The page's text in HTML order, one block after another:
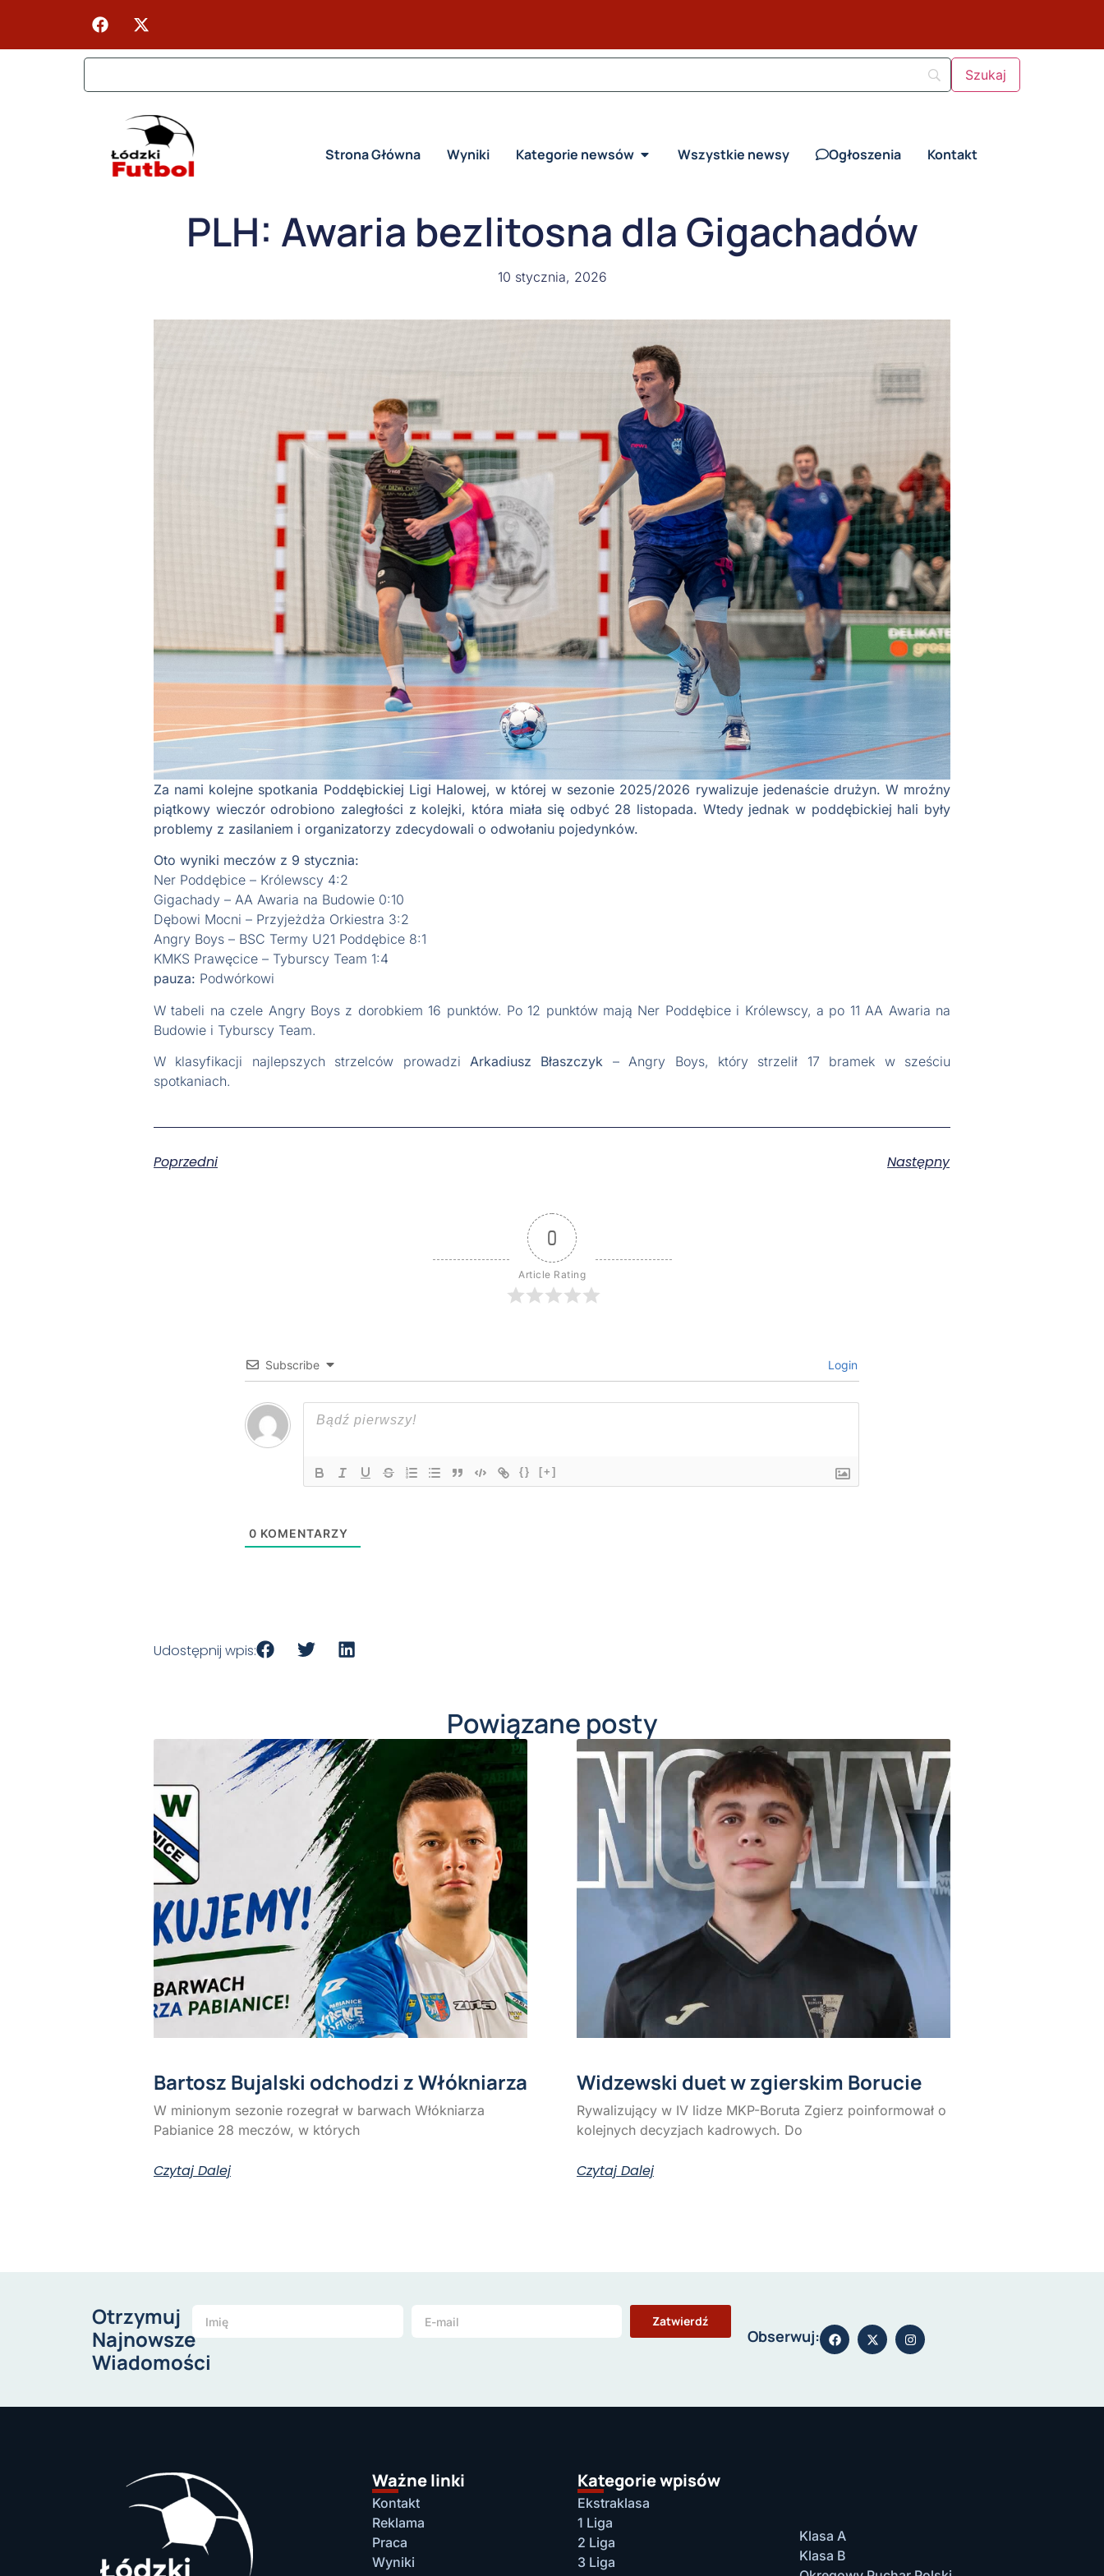
Strona Główna Wyniki Kategorie newsów Wszystkie newsy Ogłoszenia Kontakt
PLH: Awaria bezlitosna dla Gigachadów
10 stycznia, 2026
Za nami kolejne spotkania Poddębickiej Ligi Halowej, w której w sezonie 2025/2026 rywalizuje jedenaście drużyn. W mroźny
piątkowy wieczór odrobiono zaległości z kolejki, która miała się odbyć 28 listopada. Wtedy jednak w poddębickiej hali były
problemy z zasilaniem i organizatorzy zdecydowali o odwołaniu pojedynków.
Oto wyniki meczów z 9 stycznia:
Ner Poddębice – Królewscy 4:2
Gigachady – AA Awaria na Budowie 0:10
Dębowi Mocni – Przyjeżdża Orkiestra 3:2
Angry Boys – BSC Termy U21 Poddębice 8:1
KMKS Prawęcice – Tyburscy Team 1:4
pauza: Podwórkowi
W tabeli na czele Angry Boys z dorobkiem 16 punktów. Po 12 punktów mają Ner Poddębice i Królewscy, a po 11 AA Awaria na
Budowie i Tyburscy Team.
W klasyfikacji najlepszych strzelców prowadzi Arkadiusz Błaszczyk – Angry Boys, który strzelił 17 bramek w sześciu
spotkaniach.
Poprzedni Następny
0
Article Rating
Subscribe Login
{} [+]
0 KOMENTARZY
Udostępnij wpis:
Powiązane posty
Bartosz Bujalski odchodzi z Włókniarza
W minionym sezonie rozegrał w barwach Włókniarza
Pabianice 28 meczów, w których
Czytaj Dalej
Widzewski duet w zgierskim Borucie
Rywalizujący w IV lidze MKP-Boruta Zgierz poinformował o
kolejnych decyzjach kadrowych. Do
Czytaj Dalej
Otrzymuj
Najnowsze
Wiadomości
Zatwierdź
Obserwuj:
Ważne linki
Kontakt
Reklama
Praca
Wyniki
Kategorie wpisów
Ekstraklasa
1 Liga
2 Liga
3 Liga
Klasa A
Klasa B